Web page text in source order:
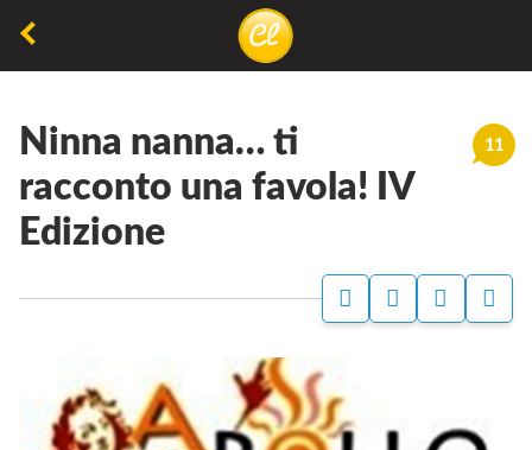
non
permette
camminare,
respirare
11
Ninna nanna… ti
racconto una favola! IV
Edizione